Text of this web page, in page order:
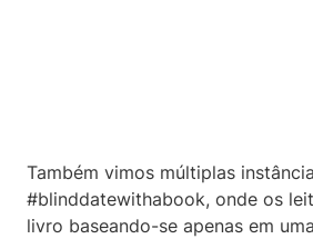
Também vimos múltiplas
#blinddatewithabook, onde os
livro baseando-se apenas em